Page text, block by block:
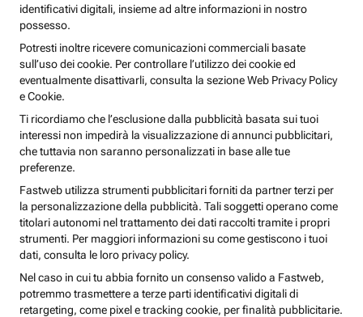
identificativi digitali, insieme ad altre informazioni in nostro
possesso.
Potresti inoltre ricevere comunicazioni commerciali basate
sull’uso dei cookie. Per controllare l’utilizzo dei cookie ed
eventualmente disattivarli, consulta la sezione Web Privacy Policy
e Cookie.
Ti ricordiamo che l’esclusione dalla pubblicità basata sui tuoi
interessi non impedirà la visualizzazione di annunci pubblicitari,
che tuttavia non saranno personalizzati in base alle tue
preferenze.
Fastweb utilizza strumenti pubblicitari forniti da partner terzi per
la personalizzazione della pubblicità. Tali soggetti operano come
titolari autonomi nel trattamento dei dati raccolti tramite i propri
strumenti. Per maggiori informazioni su come gestiscono i tuoi
dati, consulta le loro privacy policy.
Nel caso in cui tu abbia fornito un consenso valido a Fastweb,
potremmo trasmettere a terze parti identificativi digitali di
retargeting, come pixel e tracking cookie, per finalità pubblicitarie.